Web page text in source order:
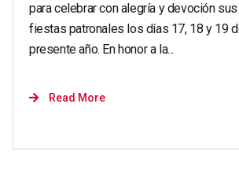
para celebrar con alegría y devoción
fiestas patronales los días 17, 18 y 19
presente año. En honor a la...
Read More